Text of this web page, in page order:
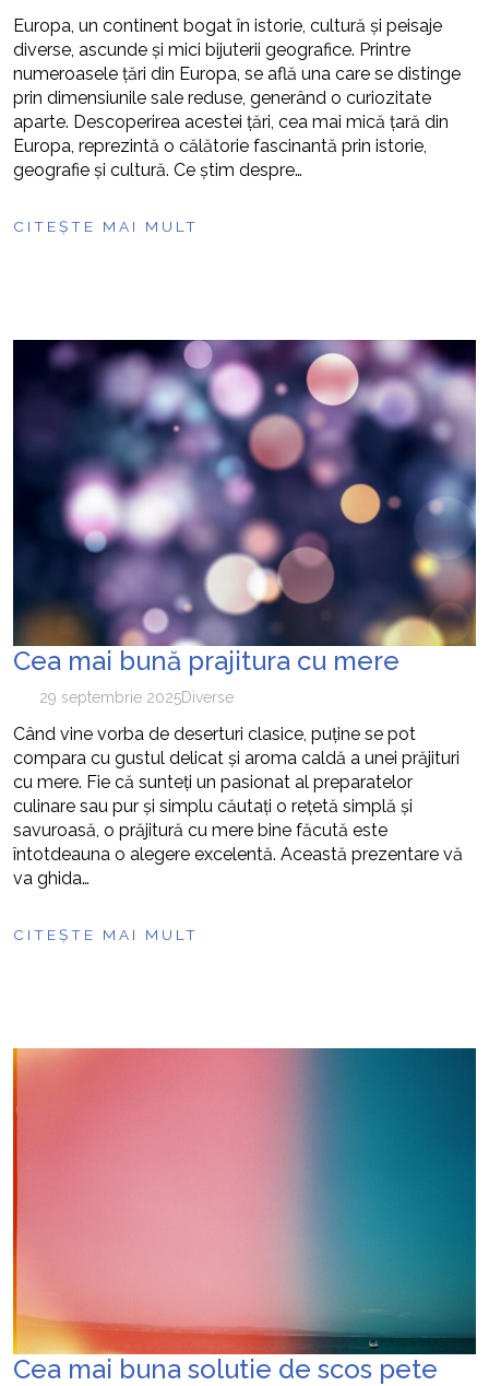
Europa, un continent bogat în istorie, cultură și peisaje
diverse, ascunde și mici bijuterii geografice. Printre
numeroasele țări din Europa, se află una care se distinge
prin dimensiunile sale reduse, generând o curiozitate
aparte. Descoperirea acestei țări, cea mai mică țară din
Europa, reprezintă o călătorie fascinantă prin istorie,
geografie și cultură. Ce știm despre…
CITEȘTE MAI MULT
Cea mai bună prajitura cu mere
29 septembrie 2025Diverse
Când vine vorba de deserturi clasice, puține se pot
compara cu gustul delicat și aroma caldă a unei prăjituri
cu mere. Fie că sunteți un pasionat al preparatelor
culinare sau pur și simplu căutați o rețetă simplă și
savuroasă, o prăjitură cu mere bine făcută este
întotdeauna o alegere excelentă. Această prezentare vă
va ghida…
CITEȘTE MAI MULT
Cea mai buna solutie de scos pete